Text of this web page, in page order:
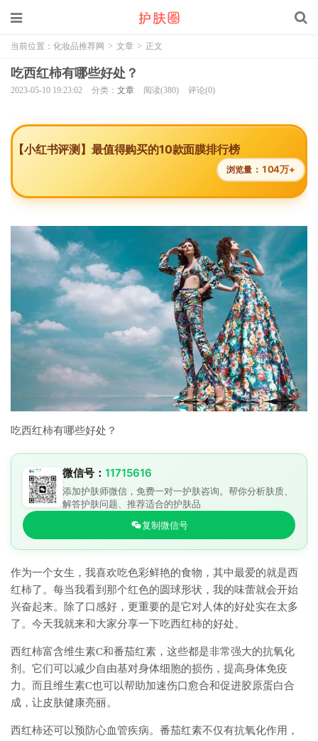
当前位置： 化妆品推荐网 > 文章 > 正文
吃西红柿有哪些好处？
2023-05-10 19:23:02 分类： 文章 阅读(380) 评论(0)
【小红书评测】最值得购买的10款面膜排行榜
浏览量： 104万+
吃西红柿有哪些好处？
微信号： 11715616
添加护肤师微信，免费一对一护肤咨询。帮你分析肤质、
解答护肤问题、推荐适合的护肤品
复制微信号
作为一个女生，我喜欢吃色彩鲜艳的食物，其中最爱的就是西
红柿了。每当我看到那个红色的圆球形状，我的味蕾就会开始
兴奋起来。除了口感好，更重要的是它对人体的好处实在太多
了。今天我就来和大家分享一下吃西红柿的好处。
西红柿富含维生素C和番茄红素，这些都是非常强大的抗氧化
剂。它们可以减少自由基对身体细胞的损伤，提高身体免疫
力。而且维生素C也可以帮助加速伤口愈合和促进胶原蛋白合
成，让皮肤健康亮丽。
西红柿还可以预防心血管疾病。番茄红素不仅有抗氧化作用，